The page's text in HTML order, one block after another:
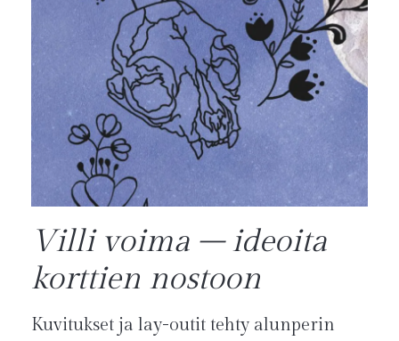
Villi voima – ideoita
korttien nostoon
Kuvitukset ja lay-outit tehty alunperin